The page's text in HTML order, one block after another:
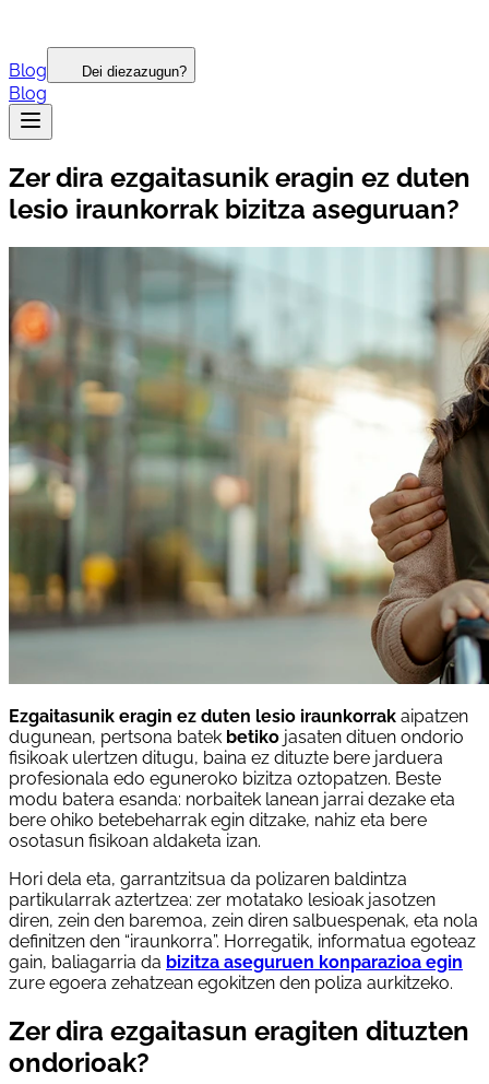
Blog Dei diezazugun?
Blog
Zer dira ezgaitasunik eragin ez duten
lesio iraunkorrak bizitza aseguruan?
Ezgaitasunik eragin ez duten lesio iraunkorrak aipatzen
dugunean, pertsona batek betiko jasaten dituen ondorio
fisikoak ulertzen ditugu, baina ez dituzte bere jarduera
profesionala edo eguneroko bizitza oztopatzen. Beste
modu batera esanda: norbaitek lanean jarrai dezake eta
bere ohiko betebeharrak egin ditzake, nahiz eta bere
osotasun fisikoan aldaketa izan.
Hori dela eta, garrantzitsua da polizaren baldintza
partikularrak aztertzea: zer motatako lesioak jasotzen
diren, zein den baremoa, zein diren salbuespenak, eta nola
definitzen den “iraunkorra”. Horregatik, informatua egoteaz
gain, baliagarria da bizitza aseguruen konparazioa egin
zure egoera zehatzean egokitzen den poliza aurkitzeko.
Zer dira ezgaitasun eragiten dituzten
ondorioak?